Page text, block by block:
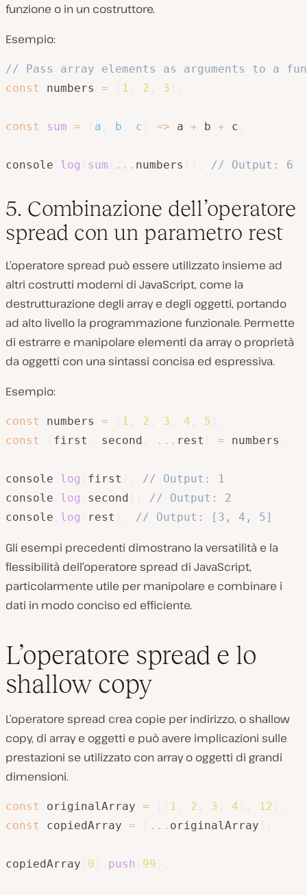
funzione o in un costruttore.
Esempio:
// Pass array elements as arguments to a
const
numbers = 1 2 3
const sum = a b c => a + b + c
console log sum ... numbers // Output: 6
5. Combinazione dell’operatore
spread con un parametro rest
L’operatore spread può essere utilizzato insieme ad
altri costrutti moderni di JavaScript, come la
destrutturazione degli array e degli oggetti, portando
ad alto livello la programmazione funzionale. Permette
di estrarre e manipolare elementi da array o proprietà
da oggetti con una sintassi concisa ed espressiva.
Esempio:
const numbers = 1 2 3 4 5
const
first second ... rest = numbers
console log first
// Output: 1
console
log second
// Output: 2
console
log rest // Output: [3, 4, 5]
Gli esempi precedenti dimostrano la versatilità e la
flessibilità dell’operatore spread di JavaScript,
particolarmente utile per manipolare e combinare i
dati in modo conciso ed efficiente.
L’operatore spread e lo
shallow copy
L’operatore spread crea copie per indirizzo, o shallow
copy, di array e oggetti e può avere implicazioni sulle
prestazioni se utilizzato con array o oggetti di grandi
dimensioni.
const originalArray = 1 2 3 4 12
const
copiedArray = ... originalArray
copiedArray 0 push 99